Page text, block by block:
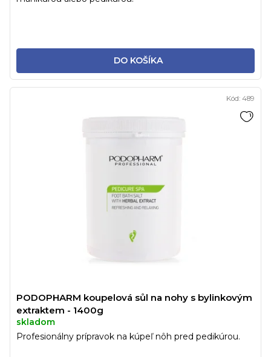
DO KOŠÍKA
PODOPHARM koupelová sůl na nohy s bylinkovým
extraktem - 1400g
skladom
Profesionálny prípravok na kúpeľ nôh pred pedikúrou.
Kód: 489